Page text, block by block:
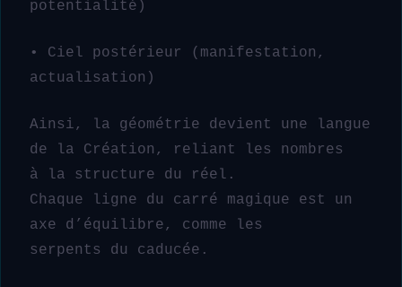
potentialité)
• Ciel postérieur (manifestation,
actualisation)
Ainsi, la géométrie devient une langue
de la Création, reliant les nombres
à la structure du réel.
Chaque ligne du carré magique est un
axe d’équilibre, comme les
serpents du caducée.